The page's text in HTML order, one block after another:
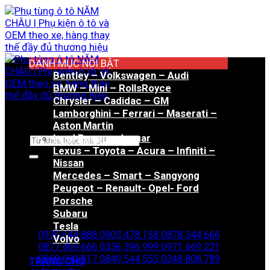
Bỏ
qua
nội
dung
Tìm
Hotline đặt hàng
0976.644.888 0903.478.158 0878.344.666
0877.469.666 0336.396.999 0971.669.221
0969.690.617 0849.544.555 0348.808.789
DANH MỤC NỔI BẬT
Bentley – Volkswagen – Audi
BMW – Mini – RollsRoyce
Chrysler – Cadidac – GM
Lamborghini – Ferrari – Maserati –
Aston Martin
Land Rover – Jaguar
Lexus – Toyota – Acura – Infiniti –
Nissan
Mercedes – Smart – Sangyong
Peugeot – Renault- Opel- Ford
Porsche
Subaru
Tesla
Volvo
TRANG CHỦ